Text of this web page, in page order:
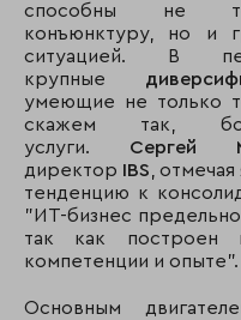
способны не
конъюнктуру, но и
ситуацией. В
крупные
умеющие не только
скажем так,
услуги. Сергей
директор IBS ,
тенденцию к
"ИТ-бизнес
так как построен
компетенции и опыте".
Основным